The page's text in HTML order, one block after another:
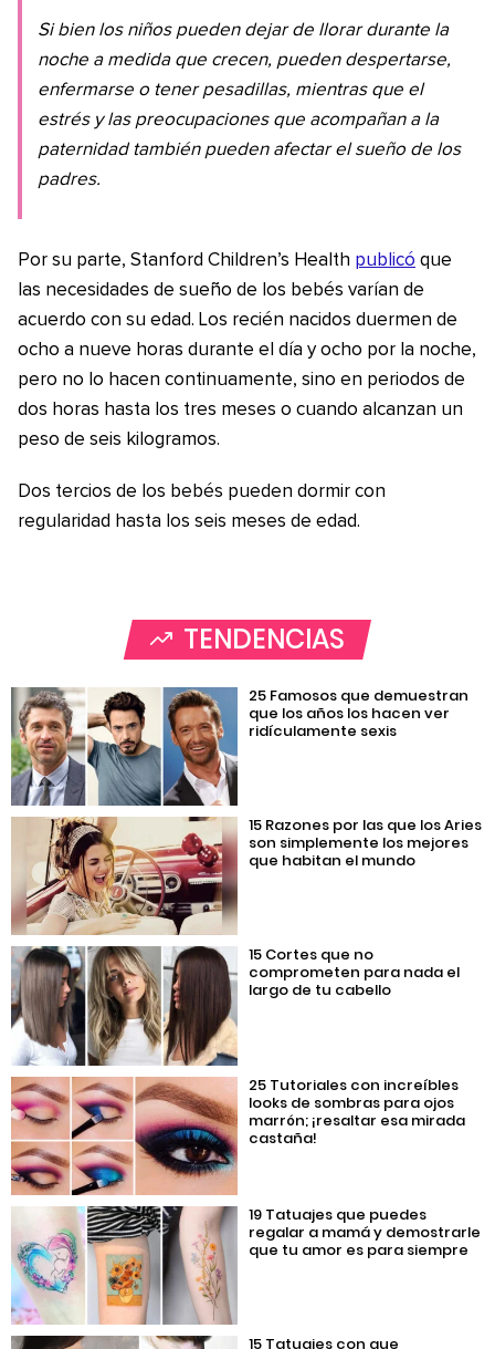
Si bien los niños pueden dejar de llorar durante la
noche a medida que crecen, pueden despertarse,
enfermarse o tener pesadillas, mientras que el
estrés y las preocupaciones que acompañan a la
paternidad también pueden afectar el sueño de los
padres.
Por su parte, Stanford Children’s Health publicó que
las necesidades de sueño de los bebés varían de
acuerdo con su edad. Los recién nacidos duermen de
ocho a nueve horas durante el día y ocho por la noche,
pero no lo hacen continuamente, sino en periodos de
dos horas hasta los tres meses o cuando alcanzan un
peso de seis kilogramos.
Dos tercios de los bebés pueden dormir con
regularidad hasta los seis meses de edad.
TENDENCIAS
25 Famosos que demuestran
que los años los hacen ver
ridículamente sexis
15 Razones por las que los Aries
son simplemente los mejores
que habitan el mundo
15 Cortes que no
comprometen para nada el
largo de tu cabello
25 Tutoriales con increíbles
looks de sombras para ojos
marrón; ¡resaltar esa mirada
castaña!
19 Tatuajes que puedes
regalar a mamá y demostrarle
que tu amor es para siempre
15 Tatuajes con que